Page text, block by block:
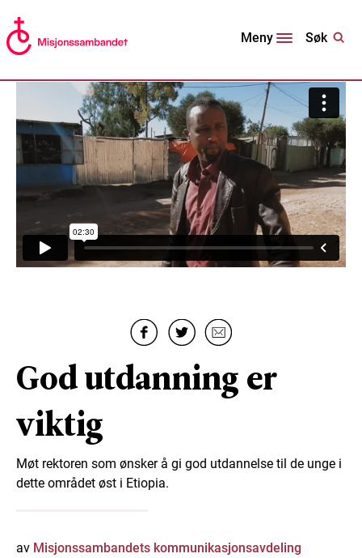
Meny Søk
God utdanning er
viktig
Møt rektoren som ønsker å gi god utdannelse til de unge i
dette området øst i Etiopia.
av Misjonssambandets kommunikasjonsavdeling